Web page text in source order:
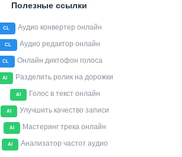
Полезные ссылки
CL Аудио конвертер онлайн
CL Аудио редактор онлайн
CL Онлайн диктофон голоса
AI Разделить ролик на дорожки
AI Голос в текст онлайн
AI Улучшить качество записи
AI Мастеринг трека онлайн
AI Анализатор частот аудио